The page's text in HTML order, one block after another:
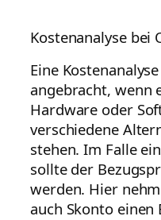
Kostenanalyse bei
Eine
angebracht, wenn
Hardware oder
verschiedene
stehen. Im Falle
sollte der
werden. Hier
auch Skonto einen